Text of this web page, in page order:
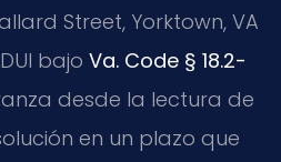
Street, Yorktown, VA
bajo Va. Code § 18.2-
desde la lectura de
en un plazo que